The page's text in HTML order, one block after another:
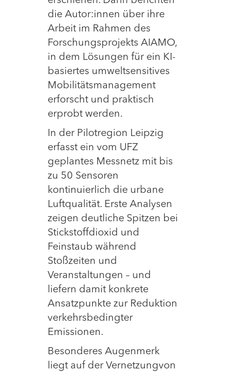
die Autor:innen über ihre
Arbeit im Rahmen des
Forschungsprojekts AIAMO,
in dem Lösungen für ein KI-
basiertes umweltsensitives
Mobilitätsmanagement
erforscht und praktisch
erprobt werden.
In der Pilotregion Leipzig
erfasst ein vom UFZ
geplantes Messnetz mit bis
zu 50 Sensoren
kontinuierlich die urbane
Luftqualität. Erste Analysen
zeigen deutliche Spitzen bei
Stickstoffdioxid und
Feinstaub während
Stoßzeiten und
Veranstaltungen – und
liefern damit konkrete
Ansatzpunkte zur Reduktion
verkehrsbedingter
Emissionen.
Besonderes Augenmerk
liegt auf der Vernetzungvon